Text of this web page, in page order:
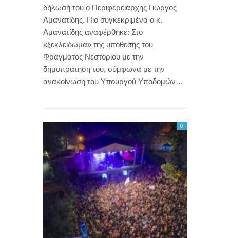
δήλωσή του ο Περιφερειάρχης Γιώργος
Αμανατίδης. Πιο συγκεκριμένα ο κ.
Αμανατίδης αναφέρθηκε: Στο
«ξεκλείδωμα» της υπόθεσης του
Φράγματος Νεστορίου με την
δημοπράτηση του, σύμφωνα με την
ανακοίνωση του Υπουργού Υποδομών…
0